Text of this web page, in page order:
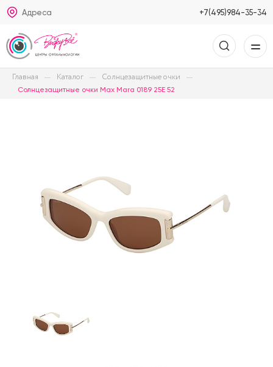
Адреса +7(495)984-35-34
Главная Каталог Солнцезащитные очки
Солнцезащитные очки Max Mara 0189 25E 52